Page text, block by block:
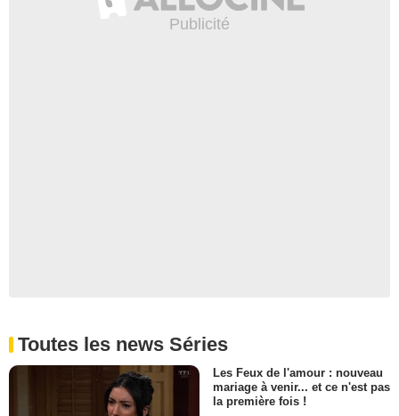
Toutes les news Séries
Les Feux de l'amour : nouveau
mariage à venir... et ce n'est pas
la première fois !